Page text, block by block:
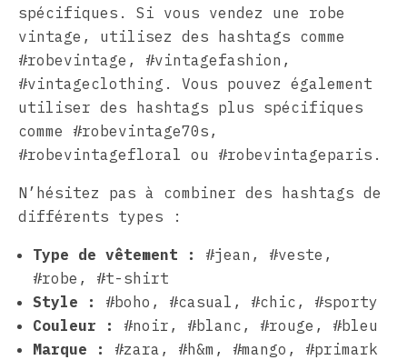
spécifiques. Si vous vendez une robe
vintage, utilisez des hashtags comme
#robevintage, #vintagefashion,
#vintageclothing. Vous pouvez également
utiliser des hashtags plus spécifiques
comme #robevintage70s,
#robevintagefloral ou #robevintageparis.
N’hésitez pas à combiner des hashtags de
différents types :
Type de vêtement :
#jean, #veste,
#robe, #t-shirt
Style :
#boho, #casual, #chic, #sporty
Couleur :
#noir, #blanc, #rouge, #bleu
Marque :
#zara, #h&m, #mango, #primark